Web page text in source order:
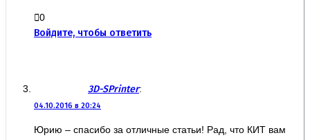
0
Войдите, чтобы ответить
3D-SPrinter:
04.10.2016 в 20:24
Юрию – спасибо за отличные статьи! Рад, что КИТ вам